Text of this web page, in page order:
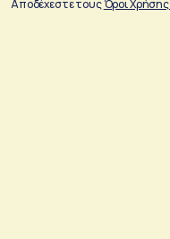
Αποδέχεστε τουςΌροι Χρήσης